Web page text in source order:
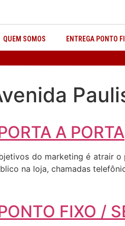
QUEM SOMOS ENTREGA PONTO
A PORTA
do marketing é atrair
na loja, chamadas
FIXO /